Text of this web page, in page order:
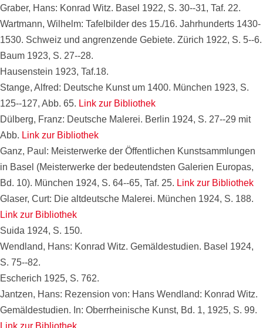
Graber, Hans: Konrad Witz. Basel 1922, S. 30--31, Taf. 22.
Wartmann, Wilhelm: Tafelbilder des 15./16. Jahrhunderts 1430-
1530. Schweiz und angrenzende Gebiete. Zürich 1922, S. 5--6.
Baum 1923, S. 27--28.
Hausenstein 1923, Taf.18.
Stange, Alfred: Deutsche Kunst um 1400. München 1923, S.
125--127, Abb. 65. Link zur Bibliothek
Dülberg, Franz: Deutsche Malerei. Berlin 1924, S. 27--29 mit
Abb. Link zur Bibliothek
Ganz, Paul: Meisterwerke der Öffentlichen Kunstsammlungen
in Basel (Meisterwerke der bedeutendsten Galerien Europas,
Bd. 10). München 1924, S. 64--65, Taf. 25. Link zur Bibliothek
Glaser, Curt: Die altdeutsche Malerei. München 1924, S. 188.
Link zur Bibliothek
Suida 1924, S. 150.
Wendland, Hans: Konrad Witz. Gemäldestudien. Basel 1924,
S. 75--82.
Escherich 1925, S. 762.
Jantzen, Hans: Rezension von: Hans Wendland: Konrad Witz.
Gemäldestudien. In: Oberrheinische Kunst, Bd. 1, 1925, S. 99.
Link zur Bibliothek